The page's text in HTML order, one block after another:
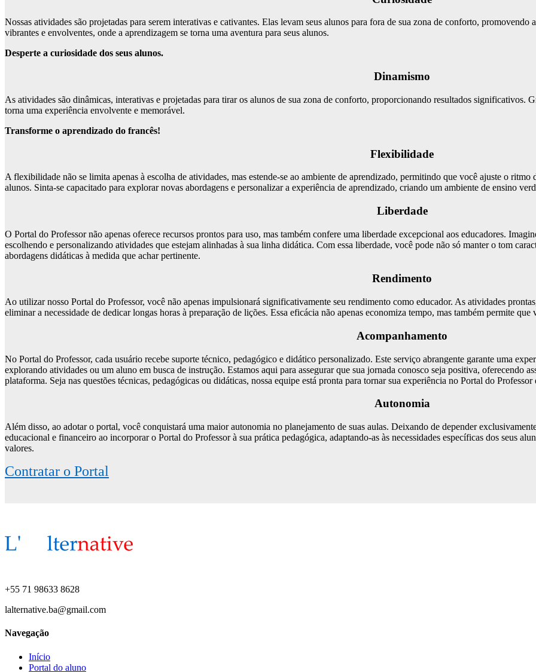
Nossas atividades são projetadas para serem interativas e cativantes. Elas levam seus alunos para fora de sua zona de conforto, promovendo
vibrantes e envolventes, onde a aprendizagem se torna uma aventura para seus alunos.
Desperte a curiosidade dos seus alunos.
Dinamismo
As atividades são dinâmicas, interativas e projetadas para tirar os alunos de sua zona de conforto, proporcionando resultados significativos.
torna uma experiência envolvente e memorável.
Transforme o aprendizado do francês!
Flexibilidade
A flexibilidade não se limita apenas à escolha de atividades, mas estende-se ao ambiente de aprendizado, permitindo que você ajuste o ritmo
alunos. Sinta-se capacitado para explorar novas abordagens e personalizar a experiência de aprendizado, criando um ambiente de ensino
Liberdade
O Portal do Professor não apenas oferece recursos prontos para uso, mas também confere uma liberdade excepcional aos educadores.
escolhendo e personalizando atividades que estejam alinhadas à sua linha didática. Com essa liberdade, você pode não só manter o tom
abordagens didáticas à medida que achar pertinente.
Rendimento
Ao utilizar nosso Portal do Professor, você não apenas impulsionará significativamente seu rendimento como educador. As atividades
eliminar a necessidade de dedicar longas horas à preparação de lições. Essa eficácia não apenas economiza tempo, mas também permite
Acompanhamento
No Portal do Professor, cada usuário recebe suporte técnico, pedagógico e didático personalizado. Este serviço abrangente garante uma
explorando atividades ou um aluno em busca de instrução. Estamos aqui para assegurar que sua jornada conosco seja positiva, oferecendo
plataforma. Seja nas questões técnicas, pedagógicas ou didáticas, nossa equipe está pronta para tornar sua experiência no Portal do
Autonomia
Além disso, ao adotar o portal, você conquistará uma maior autonomia no planejamento de suas aulas. Deixando de depender
educacional e financeiro ao incorporar o Portal do Professor à sua prática pedagógica, adaptando-as às necessidades específicas dos seus
valores.
Contratar o Portal
+55 71 98633 8628
lalternative.ba@gmail.com
Navegação
Início
Portal do aluno